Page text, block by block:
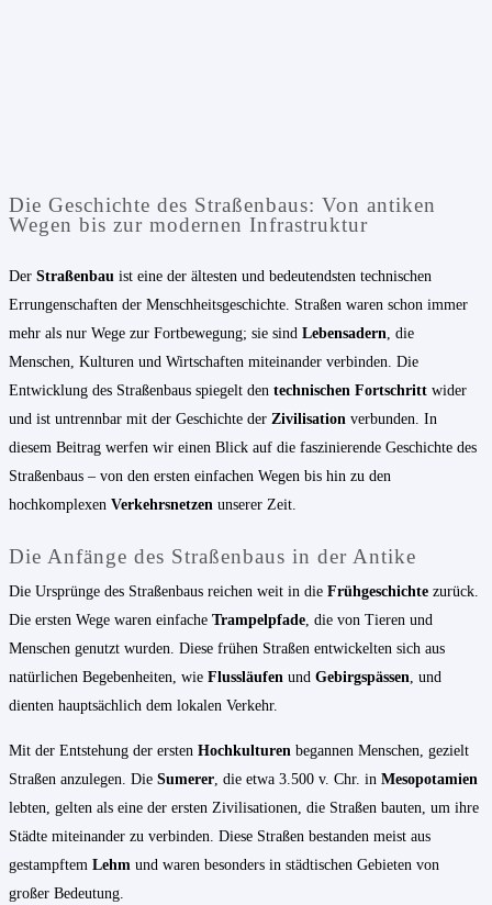
Die Geschichte des Straßenbaus: Von antiken
Wegen bis zur modernen Infrastruktur
Der Straßenbau ist eine der ältesten und bedeutendsten technischen
Errungenschaften der Menschheitsgeschichte. Straßen waren schon immer
mehr als nur Wege zur Fortbewegung; sie sind Lebensadern , die
Menschen, Kulturen und Wirtschaften miteinander verbinden. Die
Entwicklung des Straßenbaus spiegelt den technischen Fortschritt wider
und ist untrennbar mit der Geschichte der Zivilisation verbunden. In
diesem Beitrag werfen wir einen Blick auf die faszinierende Geschichte des
Straßenbaus – von den ersten einfachen Wegen bis hin zu den
hochkomplexen Verkehrsnetzen unserer Zeit.
Die Anfänge des Straßenbaus in der Antike
Die Ursprünge des Straßenbaus reichen weit in die Frühgeschichte zurück.
Die ersten Wege waren einfache Trampelpfade , die von Tieren und
Menschen genutzt wurden. Diese frühen Straßen entwickelten sich aus
natürlichen Begebenheiten, wie Flussläufen und Gebirgspässen , und
dienten hauptsächlich dem lokalen Verkehr.
Mit der Entstehung der ersten Hochkulturen begannen Menschen, gezielt
Straßen anzulegen. Die Sumerer , die etwa 3.500 v. Chr. in Mesopotamien
lebten, gelten als eine der ersten Zivilisationen, die Straßen bauten, um ihre
Städte miteinander zu verbinden. Diese Straßen bestanden meist aus
gestampftem Lehm und waren besonders in städtischen Gebieten von
großer Bedeutung.